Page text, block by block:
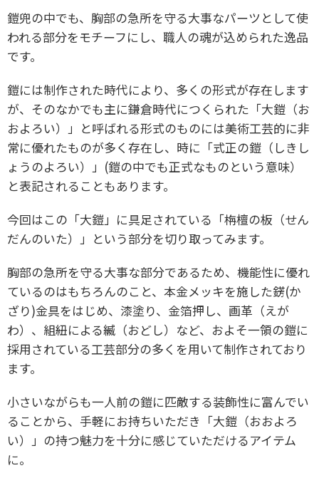
鎧兜の中でも、胸部の急所を守る大事なパーツとして使
われる部分をモチーフにし、職人の魂が込められた逸品
です。
鎧には制作された時代により、多くの形式が存在します
が、そのなかでも主に鎌倉時代につくられた「大鎧（お
およろい）」と呼ばれる形式のものには美術工芸的に非
常に優れたものが多く存在し、時に「式正の鎧（しきし
ょうのよろい）」(鎧の中でも正式なものという意味）
と表記されることもあります。
今回はこの「大鎧」に具足されている「栴檀の板（せん
だんのいた）」という部分を切り取ってみます。
胸部の急所を守る大事な部分であるため、機能性に優れ
ているのはもちろんのこと、本金メッキを施した錺(か
ざり)金具をはじめ、漆塗り、金箔押し、画革（えが
わ）、組紐による縅（おどし）など、およそ一領の鎧に
採用されている工芸部分の多くを用いて制作されており
ます。
小さいながらも一人前の鎧に匹敵する装飾性に富んでい
ることから、手軽にお持ちいただき「大鎧（おおよろ
い）」の持つ魅力を十分に感じていただけるアイテム
に。